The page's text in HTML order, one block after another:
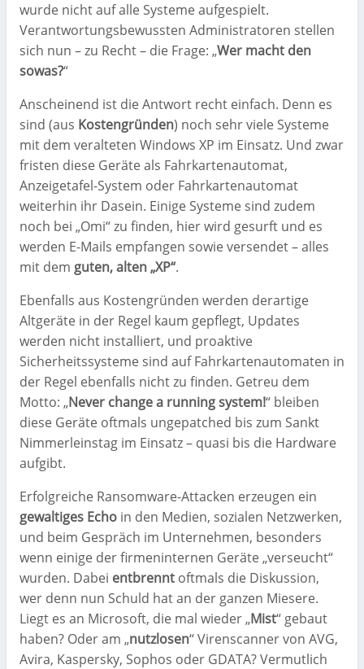
wurde nicht auf alle Systeme aufgespielt.
Verantwortungsbewussten Administratoren stellen
sich nun – zu Recht – die Frage: „Wer macht den
sowas?“
Anscheinend ist die Antwort recht einfach. Denn es
sind (aus Kostengründen) noch sehr viele Systeme
mit dem veralteten Windows XP im Einsatz. Und zwar
fristen diese Geräte als Fahrkartenautomat,
Anzeigetafel-System oder Fahrkartenautomat
weiterhin ihr Dasein. Einige Systeme sind zudem
noch bei „Omi“ zu finden, hier wird gesurft und es
werden E-Mails empfangen sowie versendet – alles
mit dem guten, alten „XP“.
Ebenfalls aus Kostengründen werden derartige
Altgeräte in der Regel kaum gepflegt, Updates
werden nicht installiert, und proaktive
Sicherheitssysteme sind auf Fahrkartenautomaten in
der Regel ebenfalls nicht zu finden. Getreu dem
Motto: „Never change a running system!“ bleiben
diese Geräte oftmals ungepatched bis zum Sankt
Nimmerleinstag im Einsatz – quasi bis die Hardware
aufgibt.
Erfolgreiche Ransomware-Attacken erzeugen ein
gewaltiges Echo in den Medien, sozialen Netzwerken,
und beim Gespräch im Unternehmen, besonders
wenn einige der firmeninternen Geräte „verseucht“
wurden. Dabei entbrennt oftmals die Diskussion,
wer denn nun Schuld hat an der ganzen Miesere.
Liegt es an Microsoft, die mal wieder „Mist“ gebaut
haben? Oder am „nutzlosen“ Virenscanner von AVG,
Avira, Kaspersky, Sophos oder GDATA? Vermutlich